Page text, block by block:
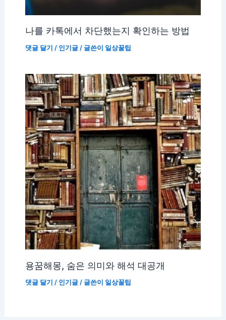
나를 카톡에서 차단했는지 확인하는 방법
댓글 달기 / 인기글/ 글쓴이 일상꿀팁
용꿈해몽, 숨은 의미와 해석 대공개
댓글 달기 / 인기글/ 글쓴이 일상꿀팁